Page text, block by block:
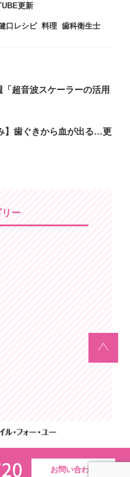
更新
口レシピ,料理 ,歯科衛生士
「超音波スケーラーの活用
】歯ぐきから血が出る…更
リー
お問い合わせ